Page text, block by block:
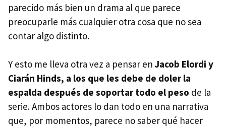
parecido más bien un drama al que parece
preocuparle más cualquier otra cosa que no sea
contar algo distinto.
Y esto me lleva otra vez a pensar en Jacob Elordi y
Ciarán Hinds, a los que les debe de doler la
espalda después de soportar todo el peso de la
serie. Ambos actores lo dan todo en una narrativa
que, por momentos, parece no saber qué hacer